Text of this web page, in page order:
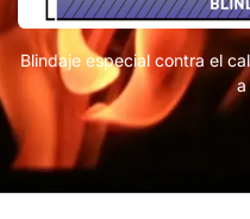
Blindaje especial contra el
a